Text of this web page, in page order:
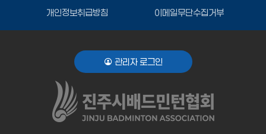
개인정보취급방침
이메일무단수집거부
관리자 로그인